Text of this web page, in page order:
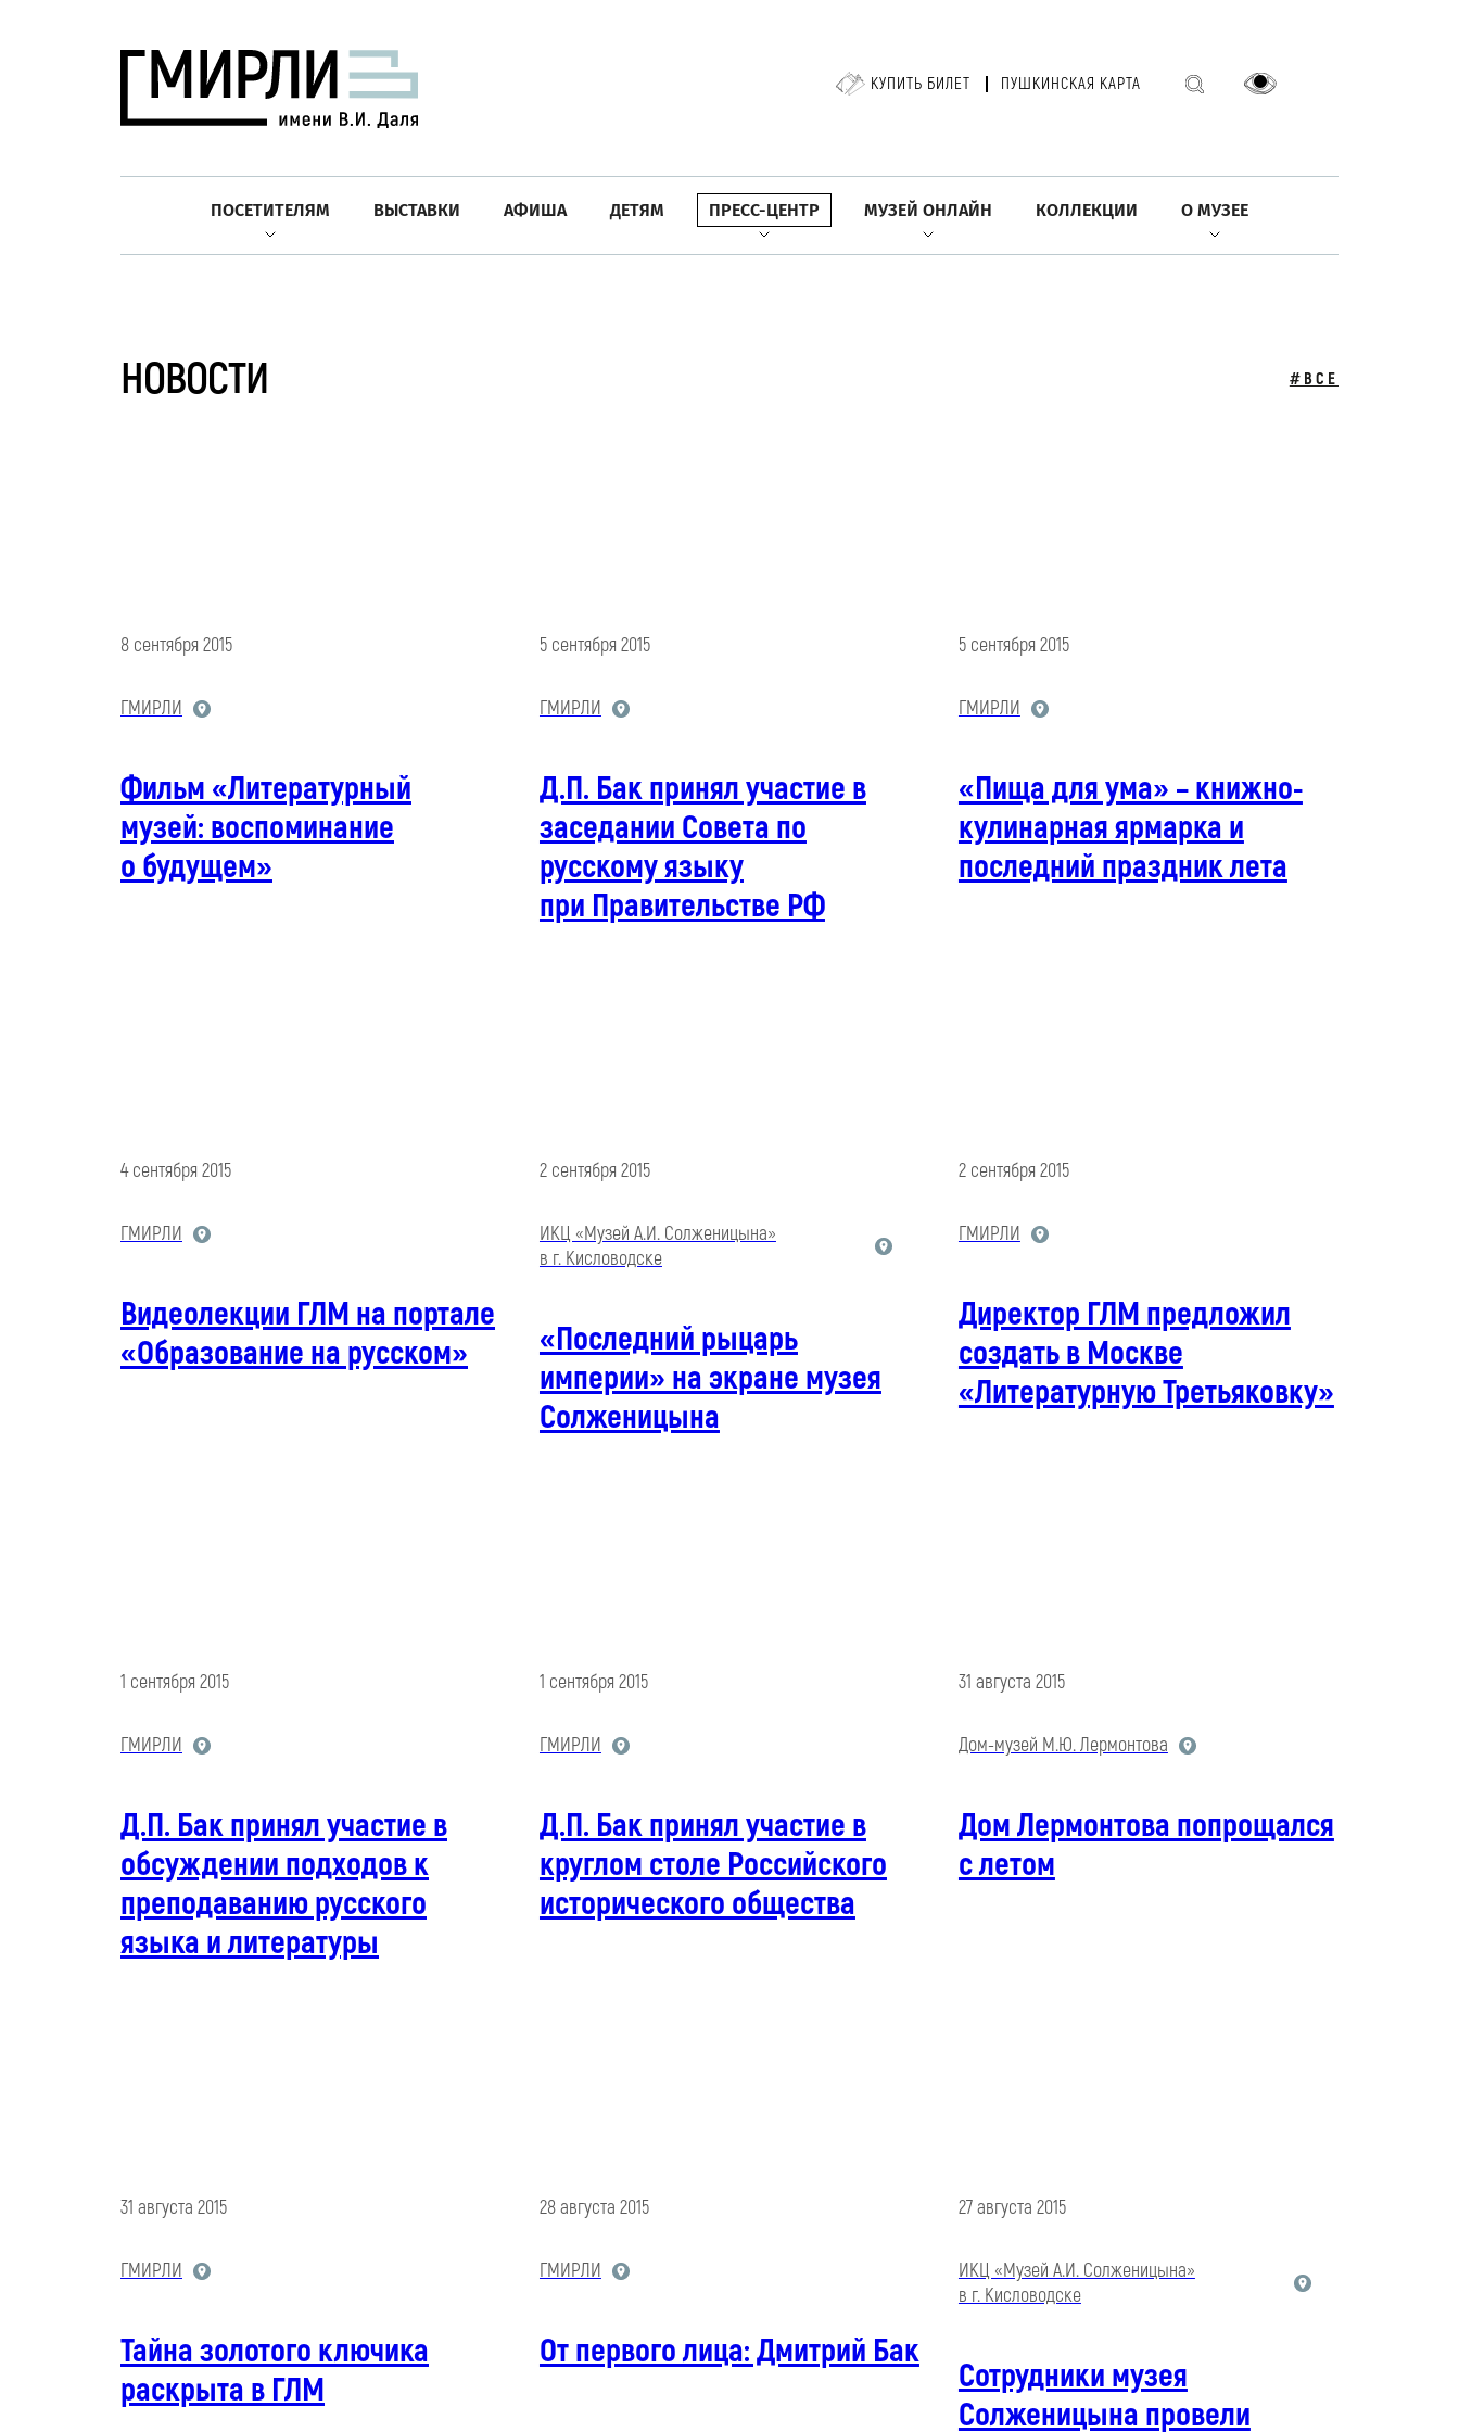
КУПИТЬ БИЛЕТ ПУШКИНСКАЯ КАРТА
ПОСЕТИТЕЛЯМ ВЫСТАВКИ АФИША ДЕТЯМ ПРЕСС-ЦЕНТР МУЗЕЙ ОНЛАЙН КОЛЛЕКЦИИ О МУЗЕЕ
НОВОСТИ #ВСЕ
8 сентября 2015
ГМИРЛИ
Фильм «Литературный
музей: воспоминание
о будущем»
5 сентября 2015
ГМИРЛИ
Д.П. Бак принял участие в
заседании Совета по
русскому языку
при Правительстве РФ
5 сентября 2015
ГМИРЛИ
«Пища для ума» – книжно-
кулинарная ярмарка и
последний праздник лета
4 сентября 2015
ГМИРЛИ
Видеолекции ГЛМ на портале
«Образование на русском»
2 сентября 2015
ИКЦ «Музей А.И. Солженицына»
в г. Кисловодске
«Последний рыцарь
империи» на экране музея
Солженицына
2 сентября 2015
ГМИРЛИ
Директор ГЛМ предложил
создать в Москве
«Литературную Третьяковку»
1 сентября 2015
ГМИРЛИ
Д.П. Бак принял участие в
обсуждении подходов к
преподаванию русского
языка и литературы
1 сентября 2015
ГМИРЛИ
Д.П. Бак принял участие в
круглом столе Российского
исторического общества
31 августа 2015
Дом-музей М.Ю. Лермонтова
Дом Лермонтова попрощался
с летом
31 августа 2015
ГМИРЛИ
Тайна золотого ключика
раскрыта в ГЛМ
28 августа 2015
ГМИРЛИ
От первого лица: Дмитрий Бак
27 августа 2015
ИКЦ «Музей А.И. Солженицына»
в г. Кисловодске
Сотрудники музея
Солженицына провели